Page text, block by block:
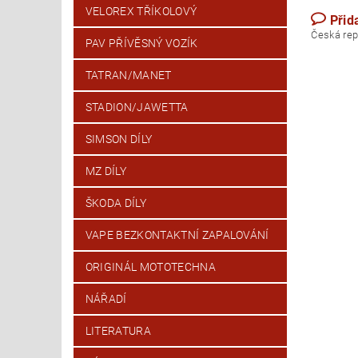
VELOREX TŘÍKOLOVÝ
PAV PŘÍVĚSNÝ VOZÍK
TATRAN/MANET
STADION/JAWETTA
SIMSON DÍLY
MZ DÍLY
ŠKODA DÍLY
VAPE BEZKONTAKTNÍ ZAPALOVÁNÍ
ORIGINÁL MOTOTECHNA
NÁŘADÍ
LITERATURA